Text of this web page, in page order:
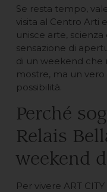
Se resta tempo,
visita al Centro Arti
unisce arte,
sensazione di
di un weekend che
mostre, ma un
possibilità.
Perché
Relais
weekend
Per vivere ART